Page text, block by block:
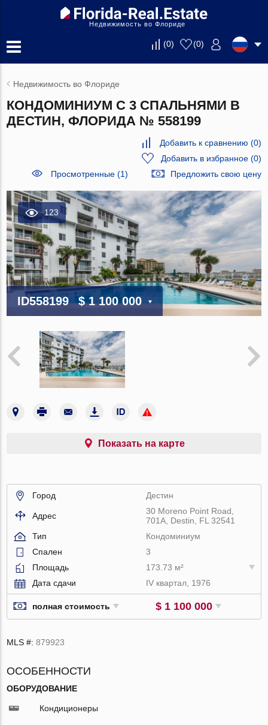
Недвижимость во Флориде
(0) (0)
Недвижимость во Флориде
КОНДОМИНИУМ С 3 СПАЛЬНЯМИ В
ДЕСТИН, ФЛОРИДА № 558199
Добавить к сравнению (0)
Добавить в избранное(0)
Просмотренные (1)
Предложить свою цену
123
ID558199 $ 1 100 000
Показать на карте
Город Дестин
Адрес
30 Moreno Point Road,
701A, Destin, FL 32541
Тип
Кондоминиум
Спален
3
Площадь
173.73 м²
Дата сдачи
IV квартал, 1976
полная стоимость $ 1 100 000
MLS #:879923
ОСОБЕННОСТИ
ОБОРУДОВАНИЕ
Кондиционеры